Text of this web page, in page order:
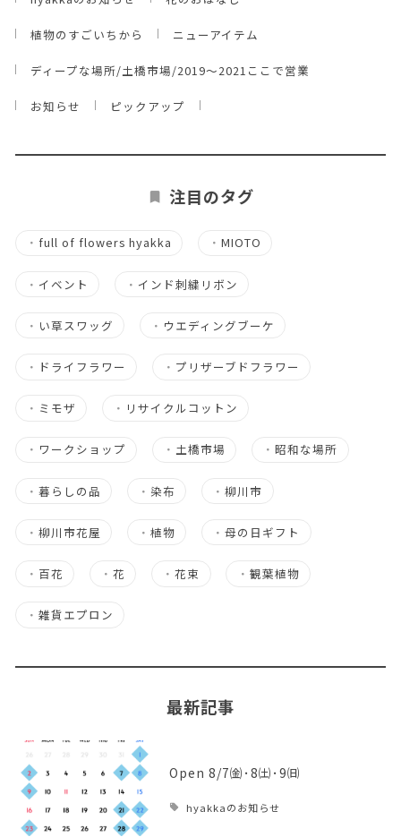
植物のすごいちから ニューアイテム
ディープな場所/土橋市場/2019～2021ここで営業
お知らせ ピックアップ
注目のタグ
・ full of flowers hyakka ・MIOTO
・ イベント ・ インド刺繍リボン
・ い草スワッグ ・ ウエディングブーケ
・ ドライフラワー ・ プリザーブドフラワー
・ ミモザ ・ リサイクルコットン
・ ワークショップ ・ 土橋市場 ・昭和な場所
・ 暮らしの品 ・ 染布 ・柳川市
・ 柳川市花屋 ・植物 ・母の日ギフト
・ 百花 ・花 ・花束 ・ 観葉植物
・ 雑貨エプロン
最新記事
Open 8/7㈮･8㈯･9㈰
hyakkaのお知らせ